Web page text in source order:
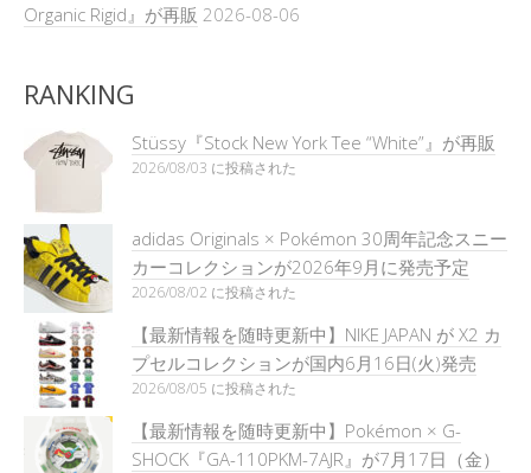
Organic Rigid』が再販 2026-08-06
RANKING
Stüssy『Stock New York Tee “White”』が再販
2026/08/03 に投稿された
adidas Originals × Pokémon 30周年記念スニー
カーコレクションが2026年9月に発売予定
2026/08/02 に投稿された
【最新情報を随時更新中】NIKE JAPAN が X2 カ
プセルコレクションが国内6月16日(火)発売
2026/08/05 に投稿された
【最新情報を随時更新中】Pokémon × G-
SHOCK『GA-110PKM-7AJR』が7月17日（金）